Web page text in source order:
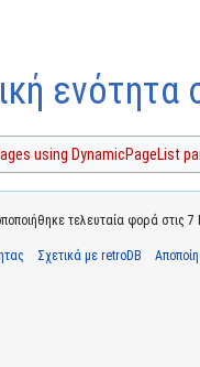
ενότητα
using DynamicPageList
τελευταία φορά στις 7
Σχετικά με retroDB